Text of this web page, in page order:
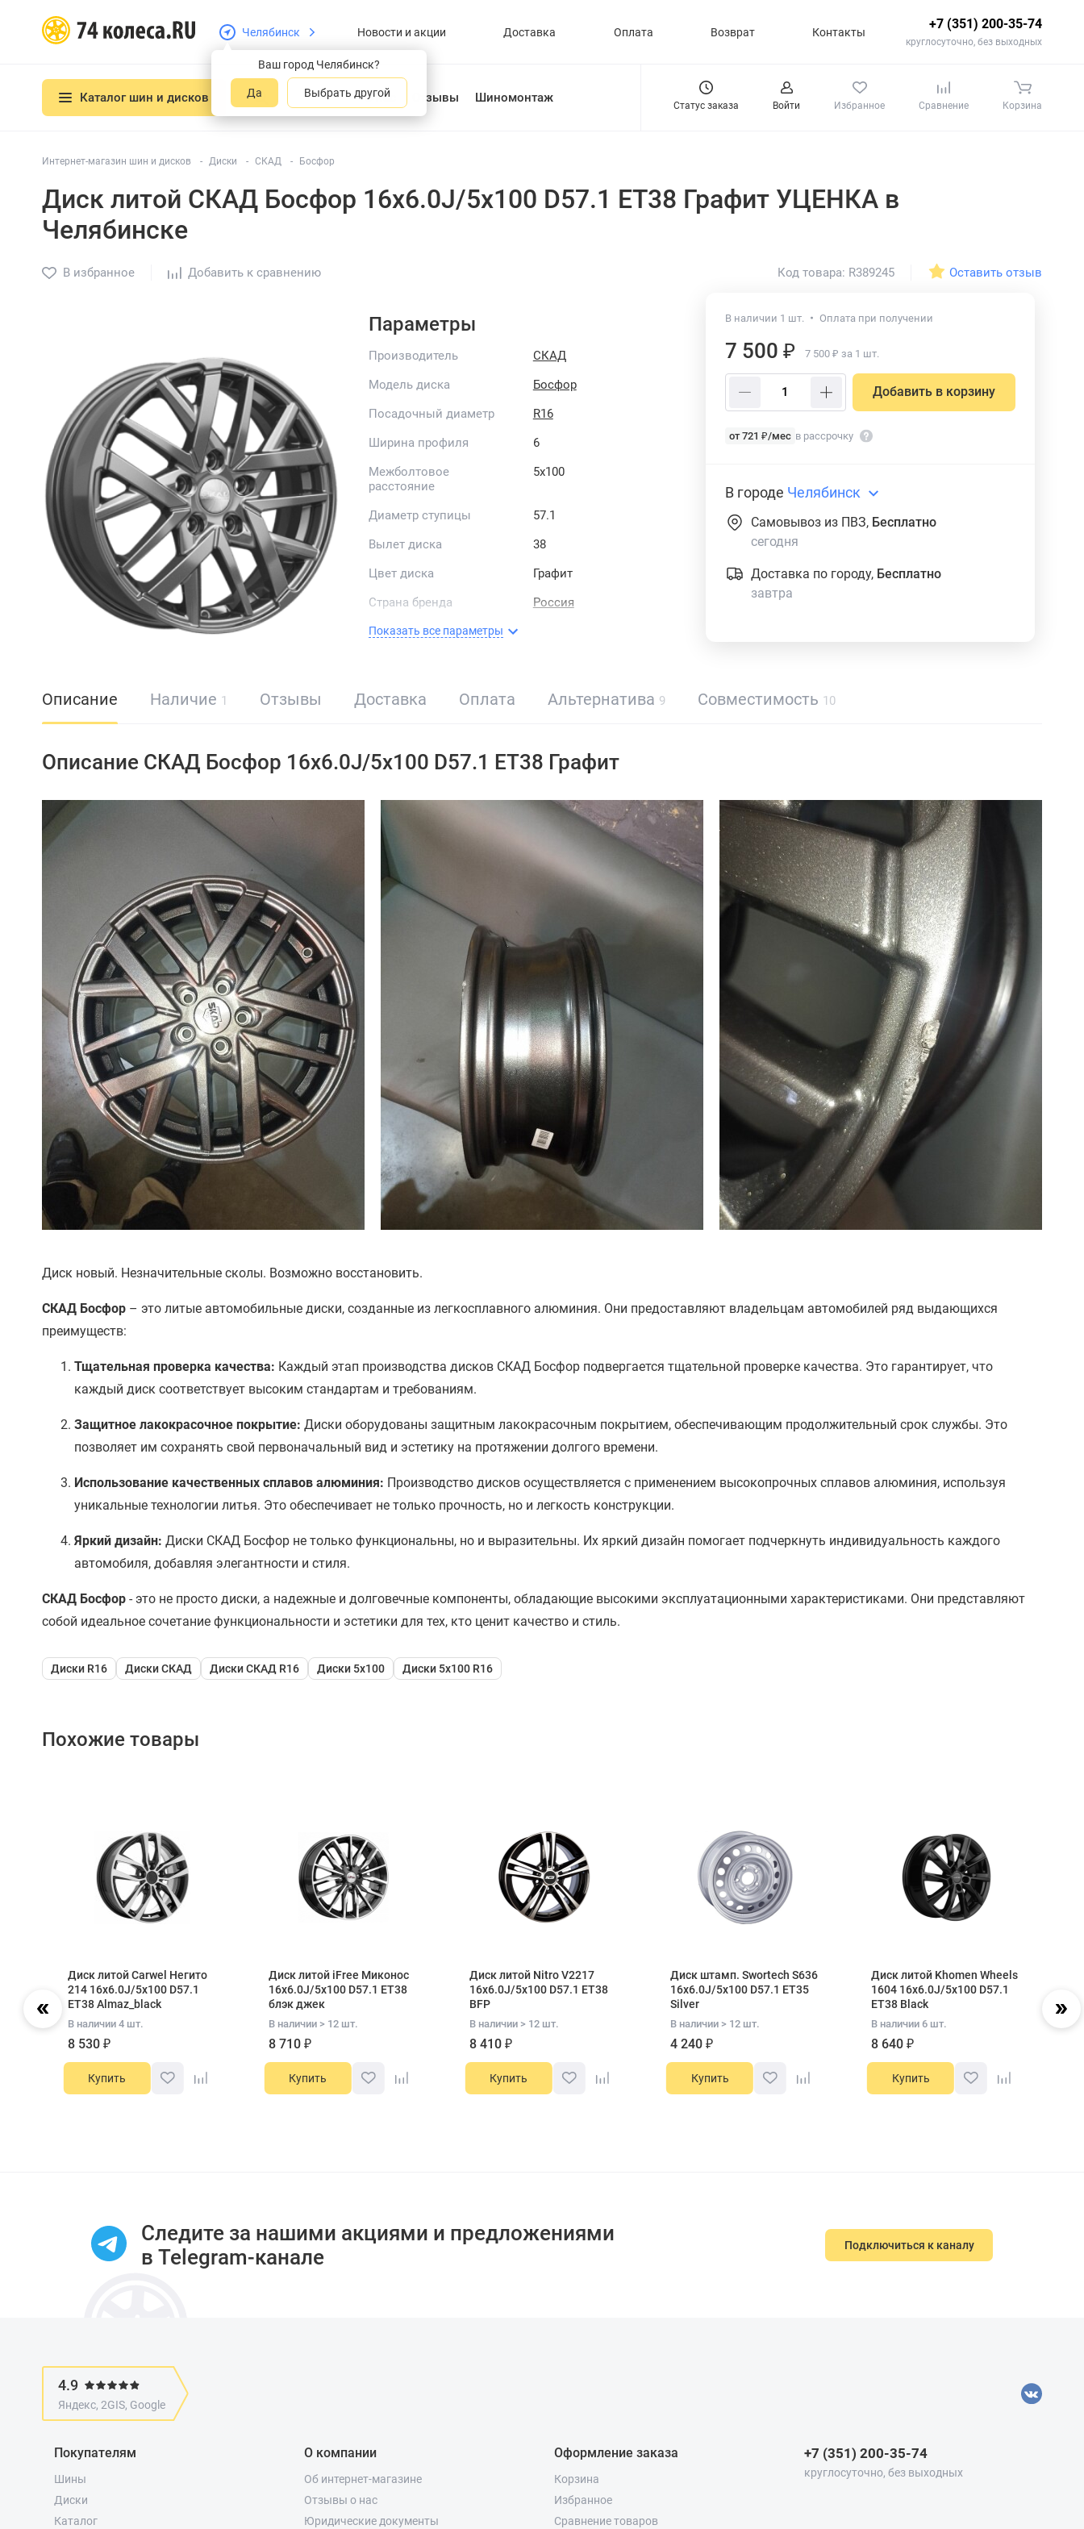
Челябинск
Ваш город Челябинск?
Да Выбрать другой
Новости и акции Доставка Оплата Возврат Контакты
+7 (351) 200-35-74
круглосуточно, без выходных
Каталог шин и дисков О нас Отзывы Шиномонтаж
Статус заказа Войти Избранное Сравнение Корзина
Интернет-магазин шин и дисков Диски СКАД Босфор
Диск литой СКАД Босфор 16x6.0J/5x100 D57.1 ET38 Графит УЦЕНКА в
Челябинске
В избранное Добавить к сравнению Код товара: R389245 Оставить отзыв
Параметры
Производитель
СКАД
Модель диска
Босфор
Посадочный диаметр
R16
Ширина профиля
6
Межболтовое
расстояние
5x100
Диаметр ступицы
57.1
Вылет диска
38
Цвет диска
Графит
Страна бренда
Россия
Показать все параметры
В наличии 1 шт. Оплата при получении
7 500 ₽ 7 500 ₽ за 1 шт.
Добавить в корзину
от 721 ₽/мес в рассрочку
В городе Челябинск
Самовывоз из ПВЗ, Бесплатно
сегодня
Доставка по городу, Бесплатно
завтра
Описание Наличие 1 Отзывы Доставка Оплата Альтернатива 9 Совместимость 10
Описание СКАД Босфор 16x6.0J/5x100 D57.1 ET38 Графит
Диск новый. Незначительные сколы. Возможно восстановить.
СКАД Босфор – это литые автомобильные диски, созданные из легкосплавного алюминия. Они предоставляют владельцам автомобилей ряд выдающихся
преимуществ:
Тщательная проверка качества: Каждый этап производства дисков СКАД Босфор подвергается тщательной проверке качества. Это гарантирует, что
каждый диск соответствует высоким стандартам и требованиям.
Защитное лакокрасочное покрытие: Диски оборудованы защитным лакокрасочным покрытием, обеспечивающим продолжительный срок службы. Это
позволяет им сохранять свой первоначальный вид и эстетику на протяжении долгого времени.
Использование качественных сплавов алюминия: Производство дисков осуществляется с применением высокопрочных сплавов алюминия, используя
уникальные технологии литья. Это обеспечивает не только прочность, но и легкость конструкции.
Яркий дизайн: Диски СКАД Босфор не только функциональны, но и выразительны. Их яркий дизайн помогает подчеркнуть индивидуальность каждого
автомобиля, добавляя элегантности и стиля.
СКАД Босфор - это не просто диски, а надежные и долговечные компоненты, обладающие высокими эксплуатационными характеристиками. Они представляют
собой идеальное сочетание функциональности и эстетики для тех, кто ценит качество и стиль.
Диски R16 Диски СКАД Диски СКАД R16 Диски 5x100 Диски 5x100 R16
Похожие товары
Диск литой Carwel Негито
214 16x6.0J/5x100 D57.1
ET38 Almaz_black
В наличии 4 шт.
8 530 ₽
Купить
Диск литой iFree Миконос
16x6.0J/5x100 D57.1 ET38
блэк джек
В наличии > 12 шт.
8 710 ₽
Купить
Диск литой Nitro V2217
16x6.0J/5x100 D57.1 ET38
BFP
В наличии > 12 шт.
8 410 ₽
Купить
Диск штамп. Swortech S636
16x6.0J/5x100 D57.1 ET35
Silver
В наличии > 12 шт.
4 240 ₽
Купить
Диск литой Khomen Wheels
1604 16x6.0J/5x100 D57.1
ET38 Black
В наличии 6 шт.
8 640 ₽
Купить
Следите за нашими акциями и предложениями
в Telegram-канале
Подключиться к каналу
4.9
Яндекс, 2GIS, Google
Покупателям
Шины
Диски
Каталог
О компании
Об интернет-магазине
Отзывы о нас
Юридические документы
Оформление заказа
Корзина
Избранное
Сравнение товаров
+7 (351) 200-35-74
круглосуточно, без выходных